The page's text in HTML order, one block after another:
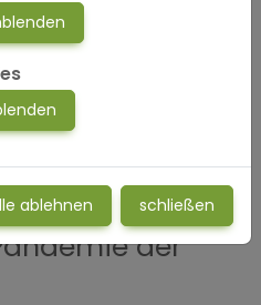
der
ablehnen schließen